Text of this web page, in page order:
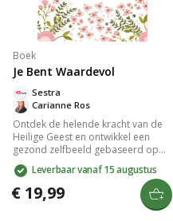
Boek
Je Bent Waardevol
Carianne Ros
Sestra
Ontdek de helende kracht van de
Heilige Geest en ontwikkel een
gezond zelfbeeld gebaseerd op
Gods liefde. Carianne Ros onthult
hoe een negatief zelfbeeld
ontstaat en biedt praktische tips en
opdrachten voor vrouwen om hun
eigenwaarde te hervinden. Perfect
Leverbaar vanaf 15 augustus
€ 19,99